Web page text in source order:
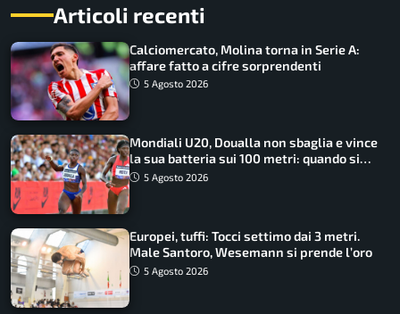
Articoli recenti
Calciomercato, Molina torna in Serie A:
affare fatto a cifre sorprendenti
5 Agosto 2026
Mondiali U20, Doualla non sbaglia e vince
la sua batteria sui 100 metri: quando si
disputano le finali
5 Agosto 2026
Europei, tuffi: Tocci settimo dai 3 metri.
Male Santoro, Wesemann si prende l’oro
5 Agosto 2026